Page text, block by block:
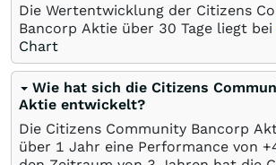
Die Wertentwicklung der Citizens
Bancorp Aktie über 30 Tage liegt bei
Chart
Wie hat sich die Citizens
Aktie entwickelt?
Die Citizens Community Bancorp
über 1 Jahr eine Performance von